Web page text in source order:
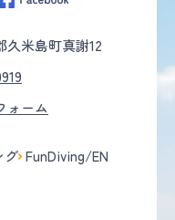
久米島町真謝12
ォーム
グ FunDiving/EN